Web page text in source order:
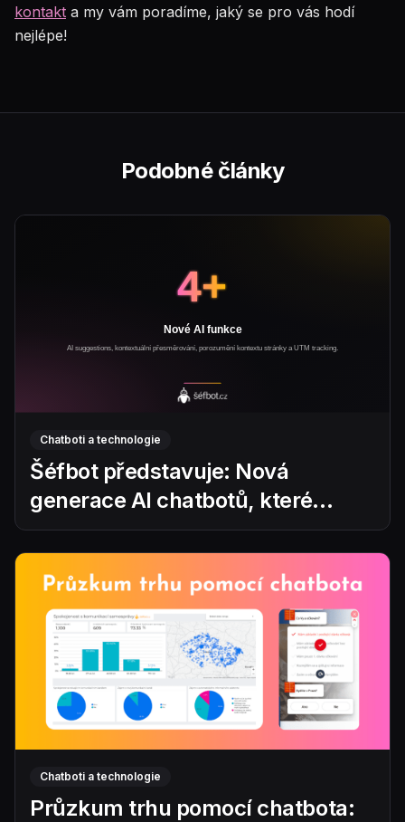
kontakt a my vám poradíme, jaký se pro vás hodí
nejlépe!
Podobné články
Chatboti a technologie
Šéfbot představuje: Nová
generace AI chatbotů, které
dynamicky vedou vaše zákazníky
k cíli
Chatboti a technologie
Průzkum trhu pomocí chatbota: